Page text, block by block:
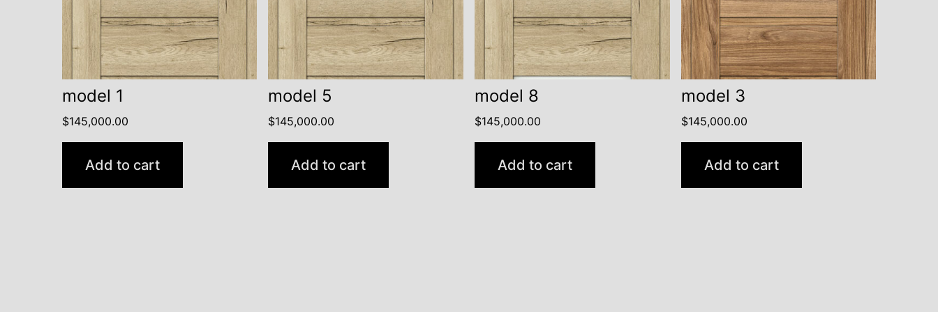
model 1
$145,000.00
Add to cart
model 5
$145,000.00
Add to cart
model 8
$145,000.00
Add to cart
model 3
$145,000.00
Add to cart